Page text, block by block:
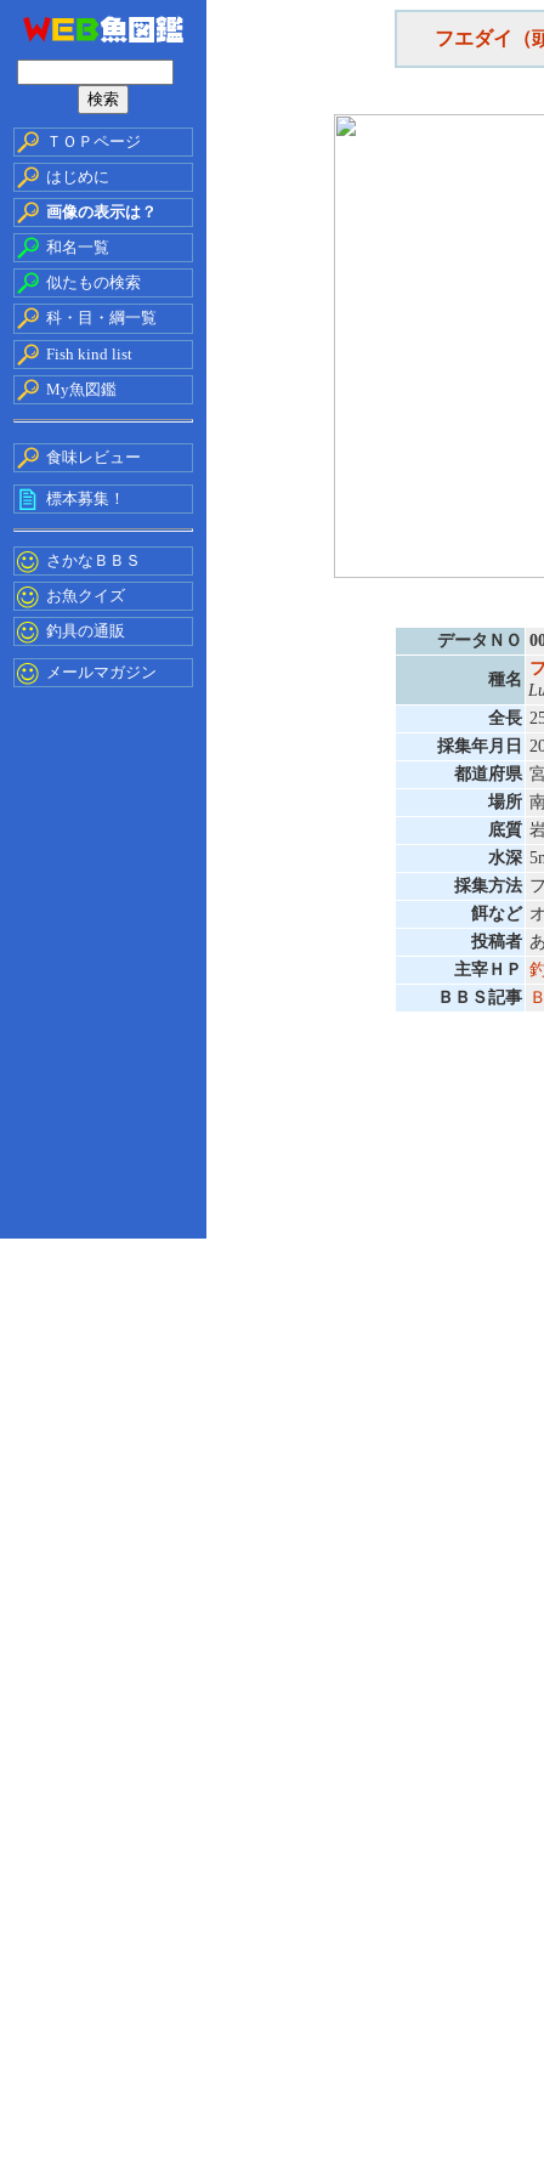
ＴＯＰページ
はじめに
画像の表示は？
和名一覧
似たもの検索
科・目・綱一覧
Fish kind list
My魚図鑑
食味レビュー
標本募集！
さかなＢＢＳ
お魚クイズ
釣具の通販
メールマガジン
フエダイ（
データＮＯ
種名
全長
採集年月日
都道府県
場所
底質
水深
採集方法
餌など
投稿者
主宰ＨＰ
ＢＢＳ記事